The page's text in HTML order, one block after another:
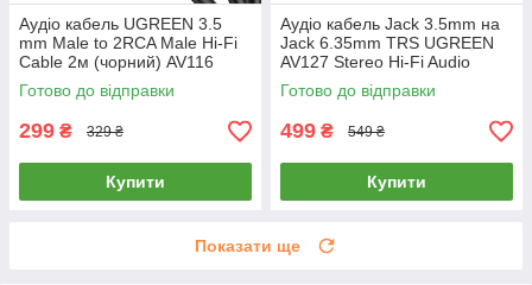
Аудіо кабель UGREEN 3.5
mm Male to 2RCA Male Hi-Fi
Cable 2м (чорний) AV116
Готово до відправки
299 ₴ 329 ₴
Купити
Аудіо кабель Jack 3.5mm на
Jack 6.35mm TRS UGREEN
AV127 Stereo Hi-Fi Audio
Cable 3 метри (сірий)
Готово до відправки
499 ₴ 549 ₴
Купити
Показати ще